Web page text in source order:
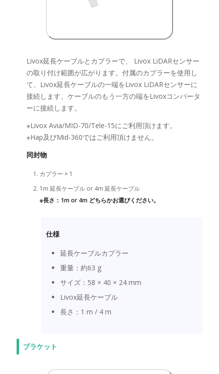
Livox延長ケーブルとカプラーで、 Livox LiDARセンサー
の取り付け範囲が広がります。付属のカプラーを使用し
て、Livox延長ケーブルの一端をLivox LiDARセンサーに
接続します。ケーブルのもう一方の端をLivoxコンバータ
ーに接続します。
※Livox Avia/MID-70/Tele-15にご利用頂けます。
※Hap及びMid-360ではご利用頂けません。
同封物
カプラー × 1
1m 延長ケーブル or 4m 延長ケーブル
※長さ：1m or 4m どちらかお選びください。
仕様
延長ケーブルカプラー
重量：約63 g
サイズ：58 × 40 × 24 mm
Livox延長ケーブル
長さ：1 m / 4 m
ブラケット